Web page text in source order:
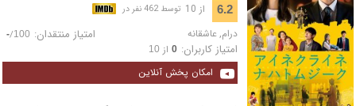
6.2 از 10 توسط 462 نفر در
درام,عاشقانه امتیاز منتقدان: -/100
امتیاز کاربران: 0از 10
امکان پخش آنلاین